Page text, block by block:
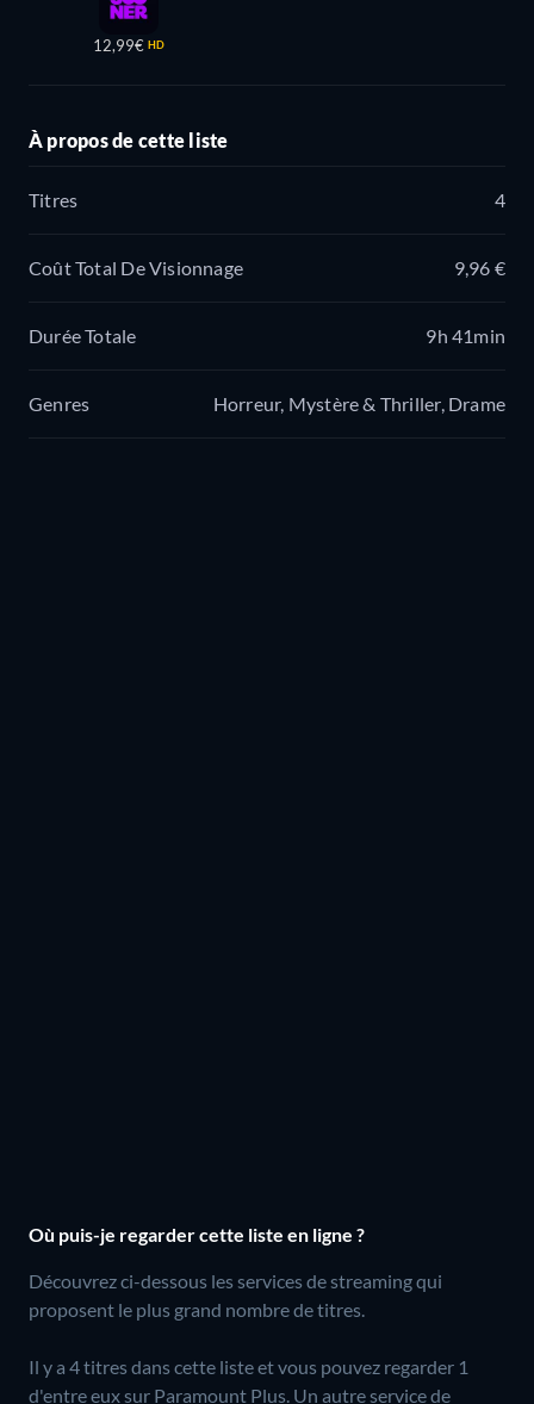
12,99€ HD
À propos de cette liste
Titres 4
Coût Total De Visionnage 9,96 €
Durée Totale 9h 41min
Genres Horreur, Mystère & Thriller, Drame
Où puis-je regarder cette liste en ligne ?
Découvrez ci-dessous les services de streaming qui
proposent le plus grand nombre de titres.
Il y a 4 titres dans cette liste et vous pouvez regarder 1
d'entre eux sur Paramount Plus. Un autre service de